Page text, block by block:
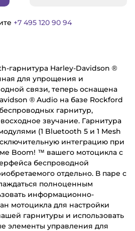
+7 495 120 90 94
гарнитура Harley-Davidson ®
для упрощения и
связи, теперь оснащена
® Audio на базе Rockford
гарнитур,
звучание. Гарнитура
(1 Bluetooth 5 и 1 Mesh
интеграцию при
Boom! ™ вашего мотоцикла с
беспроводной
отдельно. В паре с
полноценным
информационно-
мотоцикла для настройки
гарнитуры и использовать
элементы управления для